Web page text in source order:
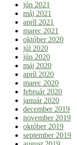
jún 2021
máj 2021
apríl 2021
marec 2021
október 2020
júl 2020
jún 2020
máj 2020
apríl 2020
marec 2020
február 2020
január 2020
december 2019
november 2019
október 2019
september 2019